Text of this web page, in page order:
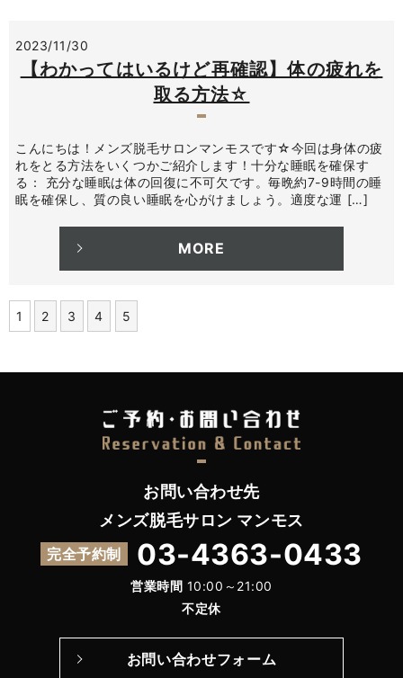
2023/11/30
【わかってはいるけど再確認】体の疲れを
取る方法☆
こんにちは！メンズ脱毛サロンマンモスです☆今回は身体の疲
れをとる方法をいくつかご紹介します！十分な睡眠を確保す
る： 充分な睡眠は体の回復に不可欠です。毎晩約7-9時間の睡
眠を確保し、質の良い睡眠を心がけましょう。適度な運 […]
MORE
1 2 3 4 5
お問い合わせ先
メンズ脱毛サロン マンモス
完全予約制 03-4363-0433
営業時間 10:00～21:00
不定休
お問い合わせフォーム